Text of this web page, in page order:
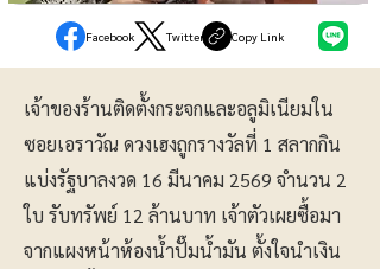
Facebook Twitter Copy Link
เจ้าของร้านติดตั้งกระจกและอลูมิเนียมใน
ซอยเอราวัณ ดวงเฮงถูกรางวัลที่ 1 สลากกิน
แบ่งรัฐบาลงวด 16 มีนาคม 2569 จำนวน 2
ใบ รับทรัพย์ 12 ล้านบาท เจ้าตัวเผยซื้อมา
จากแผงหน้าห้องน้ำปั๊มน้ำมัน ตั้งใจนำเงิน